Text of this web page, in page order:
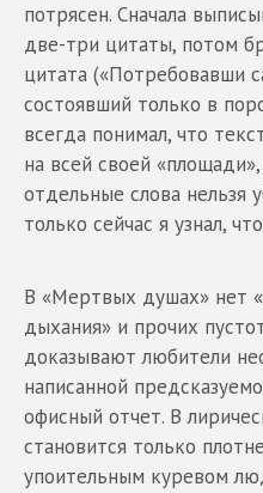
потрясен. Сначала
две-три цитаты, потом
цитата («Потребовавши
состоявший только в
всегда понимал, что
на всей своей
отдельные слова нельзя
только сейчас я узнал,
В «Мертвых душах» нет
дыхания» и прочих
доказывают любители
написанной
офисный отчет. В
становится только
упоительным куревом